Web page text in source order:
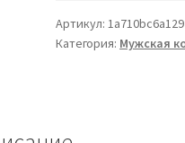
Twofinger
Shower
energizzante
Артикул:1a710bc6a129
Категория: Мужская